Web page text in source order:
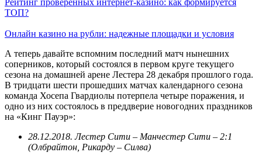
Рейтинг проверенных интернет-казино: как формируется
ТОП?
Онлайн казино на рубли: надежные площадки и условия
А теперь давайте вспомним последний матч нынешних
соперников, который состоялся в первом круге текущего
сезона на домашней арене Лестера 28 декабря прошлого года.
В тридцати шести прошедших матчах календарного сезона
команда Хосепа Гвардиолы потерпела четыре поражения, и
одно из них состоялось в преддверие новогодних праздников
на «Кинг Пауэр»:
28.12.2018. Лестер Сити – Манчестер Сити – 2:1
(Олбрайтон, Рикарду – Силва)